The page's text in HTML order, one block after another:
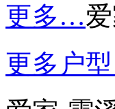
更多…
更多户